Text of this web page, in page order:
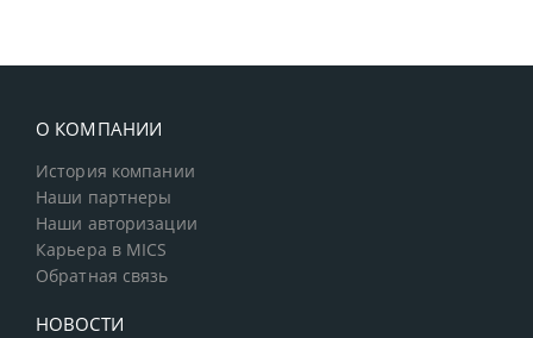
О КОМПАНИИ
История компании
Наши партнеры
Наши авторизации
Карьера в MICS
Обратная связь
НОВОСТИ